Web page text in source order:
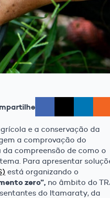
e a conservação da
a comprovação do
compreensão de como o
Para apresentar
está organizando o
zero”, no âmbito do
do Itamaraty, da